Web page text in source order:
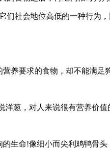
社会地位高低的一种行为
养要求的食物，却不能满足
葱，对人来说很有营养价值
生命!像细小而尖利鸡鸭骨